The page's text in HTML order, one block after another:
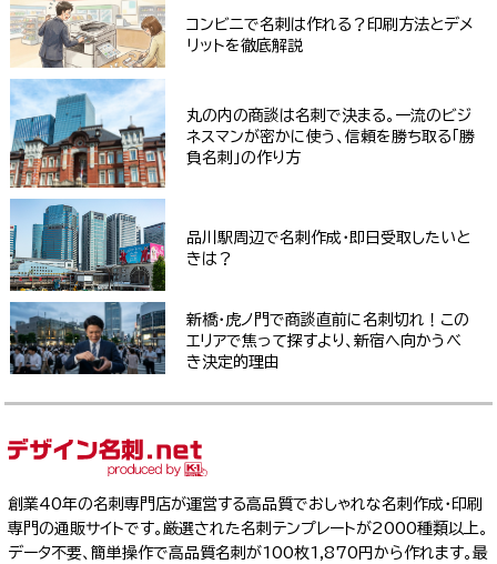
コンビニで名刺は作れる？印刷方法とデメ
リットを徹底解説
丸の内の商談は名刺で決まる。一流のビジ
ネスマンが密かに使う、信頼を勝ち取る「勝
負名刺」の作り方
品川駅周辺で名刺作成・即日受取したいと
きは？
新橋・虎ノ門で商談直前に名刺切れ！この
エリアで焦って探すより、新宿へ向かうべ
き決定的理由
創業40年の名刺専門店が運営する高品質でおしゃれな名刺作成・印刷
専門の通販サイトです。厳選された名刺テンプレートが2000種類以上。
データ不要、簡単操作で高品質名刺が100枚1,870円から作れます。最